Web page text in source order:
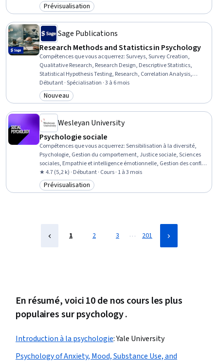
psychosociales, Santé mentale et comportementale, Orientation
des patients, Évaluation des patients, Établissement de rapports,
Catégorie : Prévisualisation
Prévisualisation
Sage Publications
Research Methods and Statistics in Psychology
Compétences que vous acquerrez:Surveys, Survey Creation,
Qualitative Research, Research Design, Descriptive Statistics,
Statistical Hypothesis Testing, Research, Correlation Analysis,
Quantitative Research, Experimentation, Scientific Methods,
Statistical Methods, Probability & Statistics, Science and Research,
Data Analysis, Statistical Analysis, Statistics, Research
Débutant · Spécialisation · 3 à 6 mois
Catégorie : Nouveau
Nouveau
Wesleyan University
Psychologie sociale
Compétences que vous acquerrez:Sensibilisation à la diversité,
Psychologie, Gestion du comportement, Justice sociale, Sciences
sociales, Empathie et intelligence émotionnelle, Gestion des conflits,
Recherche, Communication persuasive
★ 4.7 (5,2 k) · Débutant · Cours · 1 à 3 mois
Catégorie : Prévisualisation
Prévisualisation
1 2 3 … 201
En résumé, voici 10 de nos cours les plus
populaires sur psychology .
Introduction à la psychologie:Yale University
Psychology of Anxiety, Mood, Substance Use, and